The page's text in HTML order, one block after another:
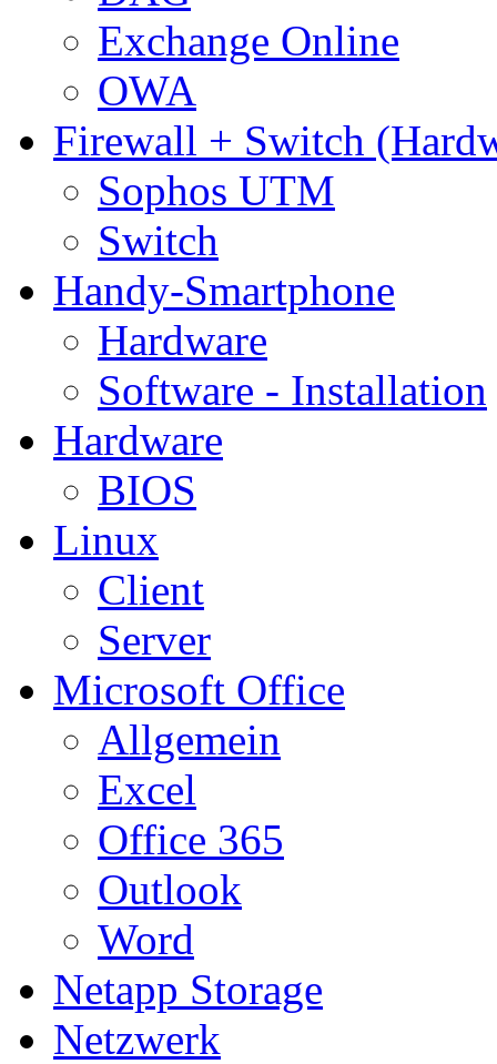
Exchange Online
OWA
Firewall + Switch
Sophos UTM
Switch
Handy-Smartphone
Hardware
Software - Installation
Hardware
BIOS
Linux
Client
Server
Microsoft Office
Allgemein
Excel
Office 365
Outlook
Word
Netapp Storage
Netzwerk